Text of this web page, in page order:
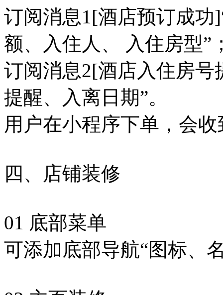
订阅消息1[酒店预订成功
额、入住人、 入住房型”
订阅消息2[酒店入住房号
提醒、入离日期”。
用户在小程序下单，会
四、店铺装修
01 底部菜单
可添加底部导航“图标、